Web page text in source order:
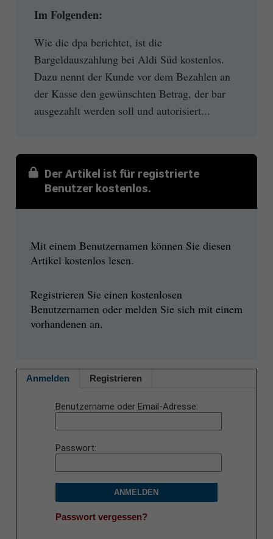
Im Folgenden:
Wie die dpa berichtet, ist die
Bargeldauszahlung bei Aldi Süd kostenlos.
Dazu nennt der Kunde vor dem Bezahlen an
der Kasse den gewünschten Betrag, der bar
ausgezahlt werden soll und autorisiert...
Der Artikel ist für registrierte
Benutzer kostenlos.
Mit einem Benutzernamen können Sie diesen
Artikel kostenlos lesen.
Registrieren Sie einen kostenlosen
Benutzernamen oder melden Sie sich mit einem
vorhandenen an.
Anmelden Registrieren
Benutzername oder Email-Adresse
Passwort
ANMELDEN
Passwort vergessen?